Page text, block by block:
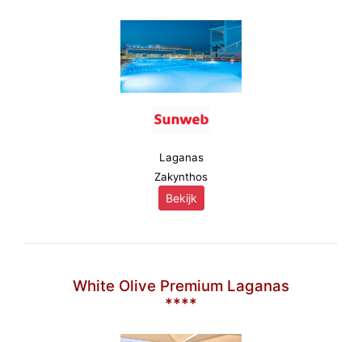
Laganas
Zakynthos
Bekijk
White Olive Premium Laganas
****